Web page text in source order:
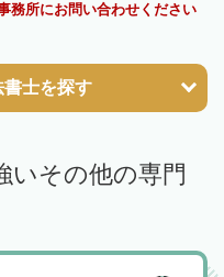
務所にお問い合わせください
書士を探す
いその他の専門